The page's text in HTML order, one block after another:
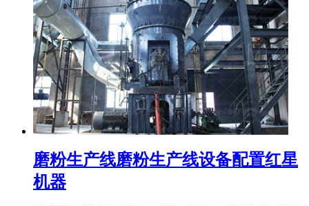
磨粉生产线磨粉生产线设备配置红星
机器